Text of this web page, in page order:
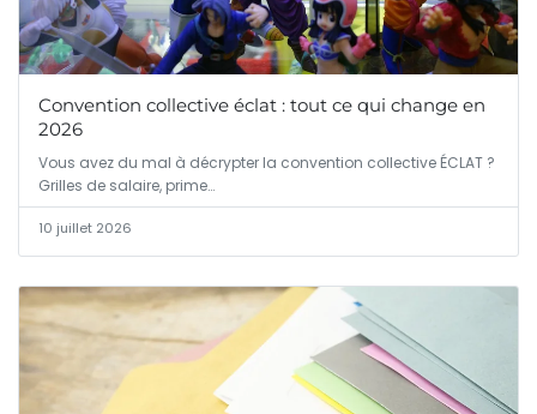
Convention collective éclat : tout ce qui change en
2026
Vous avez du mal à décrypter la convention collective ÉCLAT ?
Grilles de salaire, prime…
10 juillet 2026